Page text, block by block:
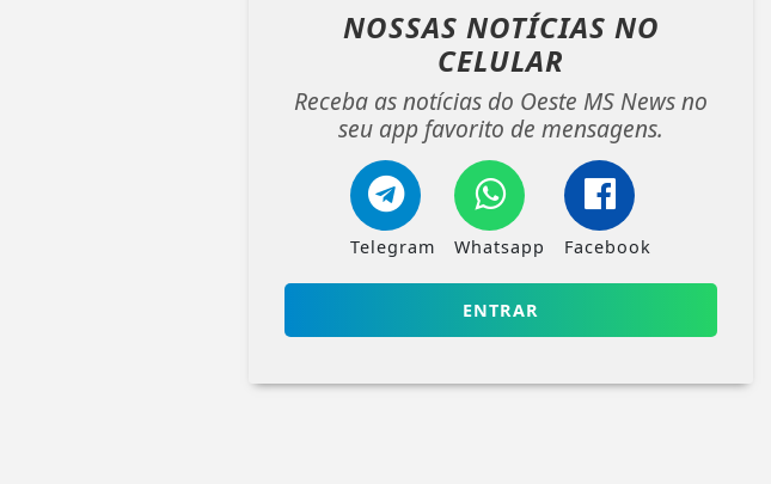
NOSSAS NOTÍCIAS NO
CELULAR
Receba as notícias do Oeste MS News no
seu app favorito de mensagens.
Telegram Whatsapp Facebook
ENTRAR